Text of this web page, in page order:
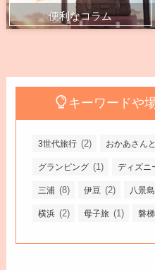
便利なコラム
キーワードや
3世代旅行 (2) おかあさん
グランピング (1) ディズニ
三浦 (8) 伊豆 (2) 八景島
横浜 (2) 母子旅 (1) 磐